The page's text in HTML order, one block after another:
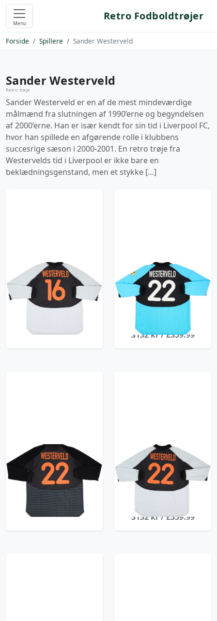
Menu
Retro Fodboldtrøjer
Forside Spillere Sander Westerveld
Sander Westerveld
Retro trøje
Sander Westerveld er en af de mest mindeværdige
målmænd fra slutningen af 1990’erne og begyndelsen
af 2000’erne. Han er især kendt for sin tid i Liverpool FC,
hvor han spillede en afgørende rolle i klubbens
succesrige sæson i 2000-2001. En retro trøje fra
Westervelds tid i Liverpool er ikke bare en
beklædningsgenstand, men et stykke […]
2000 Netherlands
Match Issue GK Shirt
Westerveld #16
3132 kr / £359.99
2000 Netherlands
Player Issue
European
Championship GK
Shirt Westerveld #22 -
7/10 - (XXL)
3132 kr / £359.99
2000 Netherlands
Match Issue GK Shirt
Westerveld #22
3132 kr / £359.99
2000 Netherlands
Player Issue
European
Championship GK
Shirt Westerveld #22 -
3132 kr / £359.99